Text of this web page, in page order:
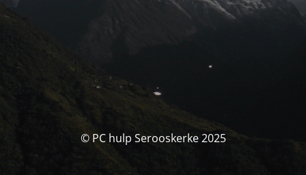
© PC hulp Serooskerke 2025